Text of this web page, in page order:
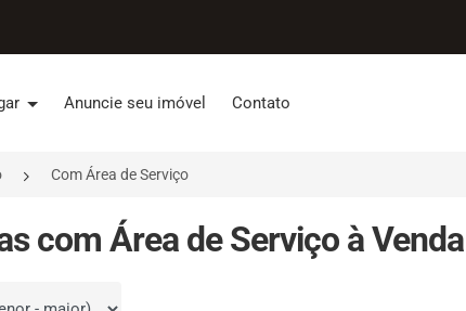
Anuncie seu imóvel Contato
Com Área de Serviço
com Área de Serviço à